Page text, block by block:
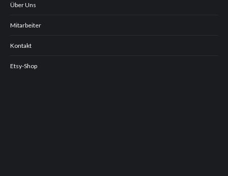
Über Uns
Mitarbeiter
Kontakt
Etsy-Shop